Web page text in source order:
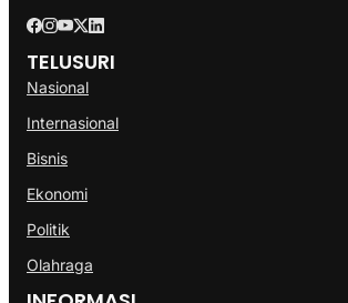
TELUSURI
Nasional
Internasional
Bisnis
Ekonomi
Politik
Olahraga